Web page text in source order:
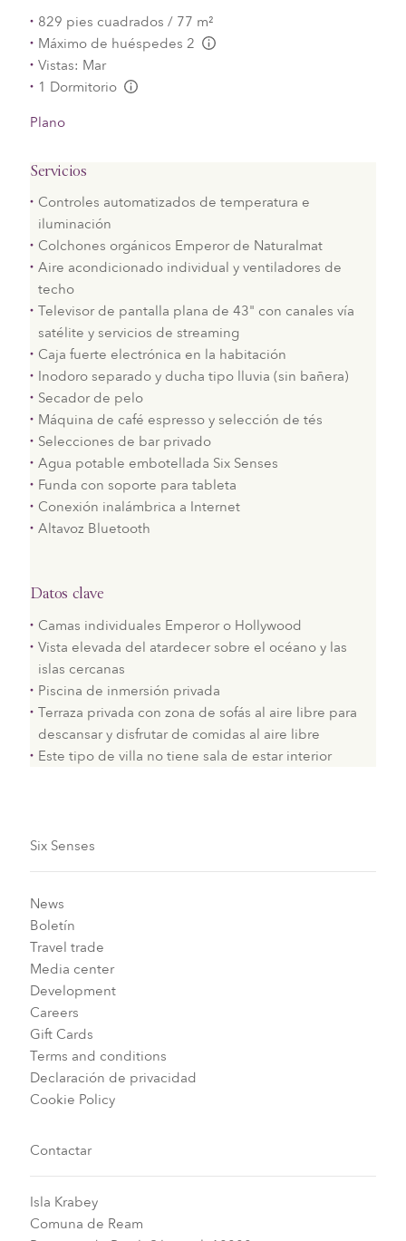
829 pies cuadrados / 77 m²
Máximo de huéspedes 2
Vistas: Mar
1 Dormitorio
Plano
Servicios
Controles automatizados de temperatura e
iluminación
Colchones orgánicos Emperor de Naturalmat
Aire acondicionado individual y ventiladores de
techo
Televisor de pantalla plana de 43" con canales vía
satélite y servicios de streaming
Caja fuerte electrónica en la habitación
Inodoro separado y ducha tipo lluvia (sin bañera)
Secador de pelo
Máquina de café espresso y selección de tés
Selecciones de bar privado
Agua potable embotellada Six Senses
Funda con soporte para tableta
Conexión inalámbrica a Internet
Altavoz Bluetooth
Datos clave
Camas individuales Emperor o Hollywood
Vista elevada del atardecer sobre el océano y las
islas cercanas
Piscina de inmersión privada
Terraza privada con zona de sofás al aire libre para
descansar y disfrutar de comidas al aire libre
Este tipo de villa no tiene sala de estar interior
Six Senses
News
Boletín
Travel trade
Media center
Development
Careers
Gift Cards
Terms and conditions
Declaración de privacidad
Cookie Policy
Contactar
Isla Krabey
Comuna de Ream